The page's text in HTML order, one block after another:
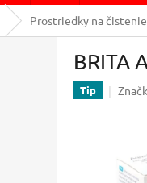
Prostriedky na čistenie
BRITA
Tip